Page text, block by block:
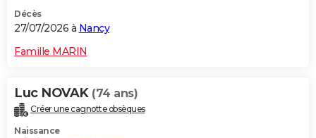
Décès
27/07/2026 à Nancy
Famille MARIN
Luc NOVAK (74 ans)
Créer une cagnotte obsèques
Naissance